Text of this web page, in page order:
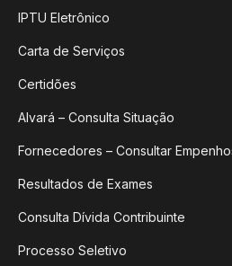
IPTU Eletrônico
Carta de Serviços
Certidões
Alvará – Consulta Situação
Fornecedores – Consultar
Resultados de Exames
Consulta Dívida Contribuinte
Processo Seletivo